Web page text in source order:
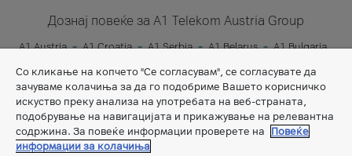
Дознај повеќе за A1 Telekom Austria Group
A1 Austria A1 Croatia A1 Serbia A1 Belarus
A1 Bulgaria
A1 Slovenia
A1 Digital
Со кликање на копчето "Се согласувам", се согласувате да
зачуваме колачиња за да го подобриме Вашето корисничко
искуство преку анализа на употребата на веб-страната,
подобрување на навигацијата и прикажување на релевантна
содржина. За повеќе информации проверете на
Повеќе
информации за колачиња